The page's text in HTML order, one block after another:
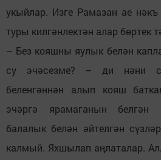
укыйлар. Изге Рамазан ае нәкъ
туры килгәнлектән алар бөртек
– Без кояшны яулык белән
су эчәсезме? – ди нәни
беленгәннән алып кояш
эчәргә ярамаганын белгән
балалык белән әйтелгән
калмый. Яхшылап аңлаталар.